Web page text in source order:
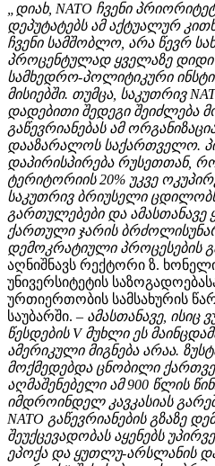
„დიახ, NATO ჩვენი
დეპუტატებს ამ აქტუალურ
ჩვენი სამშობლო, არა წევრ
პროცენტულად ყველაზე დიდი
სამხედრო-პოლიტიკური
მისიებში. თუმცა, საკუთრივ
დადებითი შედეგი შეიძლება
გაწევრიანებას ამ
დააზარალოს საქართველო.
დაპირისპირება რუსეთთან,
ტერიტორიის 20% უკვე
საკუთრივ ბრიუსელი
გართულებები და ამასთანავე
ქართული ჯარის
დემოკრატიული პროცესების
აღნიშნავს რექტორი ზ.
უნივერსიტეტის
ურთიერთობის სამსახურის
საუბარში. – ამასთანავე, ისიც
წესდების V მუხლი ეს
ამერიკული მიგნება არაა.
მოქმედებდა ცნობილი
აღმაშენებელი ამ 900 წლის
იმდროინდელ კავკასიას
NATO გაწევრიანების გზაზე
შეუქცევადობას აყენებს
ეპოქა და ყუთლუ-არსლანის